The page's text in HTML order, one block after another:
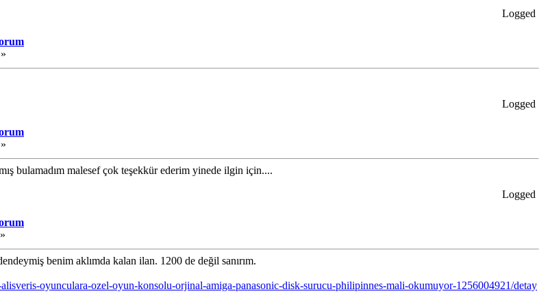
Logged
Logged
bulamadım malesef çok teşekkür ederim yinede ilgin için....
Logged
benim aklımda kalan ilan. 1200 de değil sanırım.
oyunculara-ozel-oyun-konsolu-orjinal-amiga-panasonic-disk-surucu-philipinnes-mali-okumuyor-1256004921/detay